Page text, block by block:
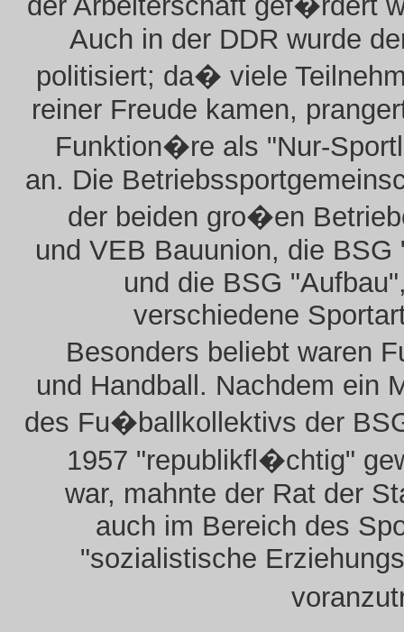
Auch in der DDR wurde
politisiert; da� viele
reiner Freude kamen,
Funktion�re als "Nur-
an. Die
der beiden gro�en
und VEB Bauunion, die BSG
und die BSG
verschiedene
Besonders beliebt waren
und Handball. Nachdem ein
des Fu�ballkollektivs der
1957 "republikfl�chtig"
war, mahnte der Rat der
auch im Bereich des
"sozialistische